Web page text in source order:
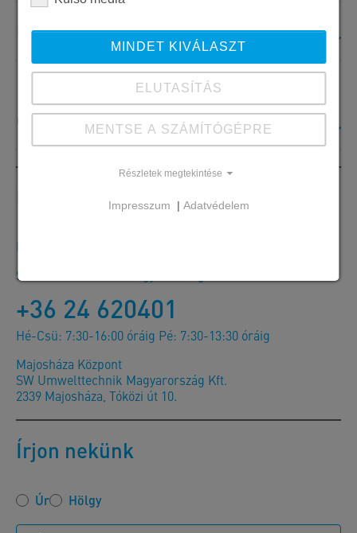
Referencia brosúrák és jubileumi kiadványok
Code of Conduct
Megrendelések, ajánlatok és termékinformációk
SW Umwelttechnik Magyarország Kft.
+36 24 620401
Hé-Csü: 7:30-16:00 óráig Pé: 7:30-13:30 óráig
Majosháza Központ
SW Umwelttechnik Magyarország Kft.
2339 Majosháza, Tóközi út 10.
Írjon nekünk
Úr Hölgy
MINDET KIVÁLASZT
ELUTASÍTÁS
MENTSE A SZÁMÍTÓGÉPRE
Részletek megtekintése
Impresszum | Adatvédelem